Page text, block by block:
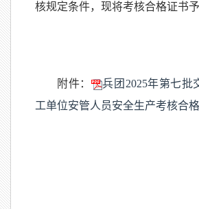
核规定条件，现将考核合格证书予
附件：
兵团2025年第七批
工单位安管人员安全生产考核合